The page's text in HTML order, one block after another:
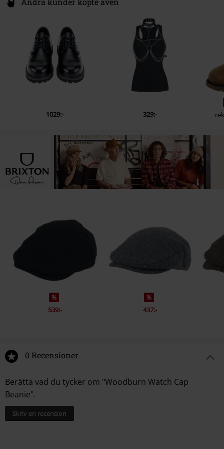
1029:- 329:-
%
539:-
%
437:-
0 Recensioner
Berätta vad du tycker om "Woodburn Watch Cap
Beanie".
Skriv en recension